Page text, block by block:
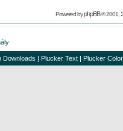
Powered byphpBB© 2001,
Downloads | Plucker Text | Plucker Color